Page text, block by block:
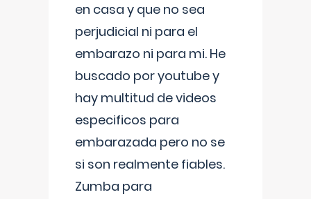
en casa y que no sea
perjudicial ni para el
embarazo ni para mi. He
buscado por youtube y
hay multitud de videos
especificos para
embarazada pero no se
si son realmente fiables.
Zumba para